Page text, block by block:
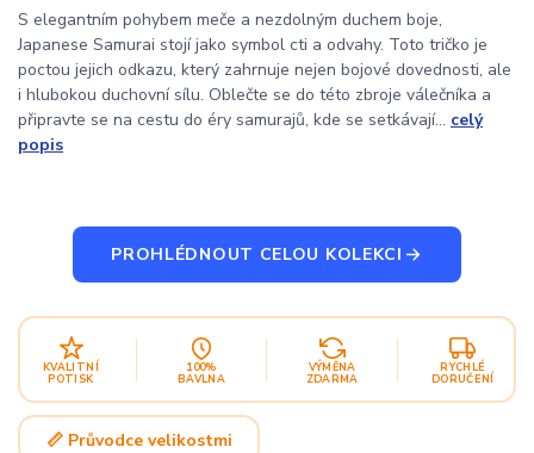
S elegantním pohybem meče a nezdolným duchem boje,
Japanese Samurai stojí jako symbol cti a odvahy. Toto tričko je
poctou jejich odkazu, který zahrnuje nejen bojové dovednosti, ale
i hlubokou duchovní sílu. Oblečte se do této zbroje válečníka a
připravte se na cestu do éry samurajů, kde se setkávají... celý
popis
PROHLÉDNOUT CELOU KOLEKCI
KVALITNÍ
POTISK
100%
BAVLNA
VÝMĚNA
ZDARMA
RYCHLÉ
DORUČENÍ
📏 Průvodce velikostmi